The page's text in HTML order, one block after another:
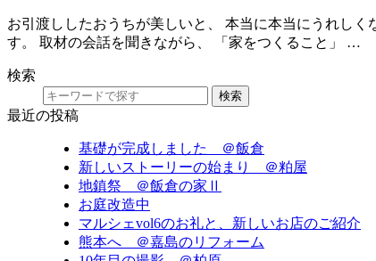
お引渡ししたおうちが美しいと、 本当に本当にうれし
す。 取材の会話を聞きながら、 「家をつくること」 …
検索
検索
最近の投稿
基礎が完成しました ＠飯倉
新しいストーリーの始まり ＠粕屋
地鎮祭 ＠飯倉の家Ⅱ
お庭改造中
マルシェvol6のお礼と、新しいお店のご紹介
熊本へ ＠嘉島のリフォーム